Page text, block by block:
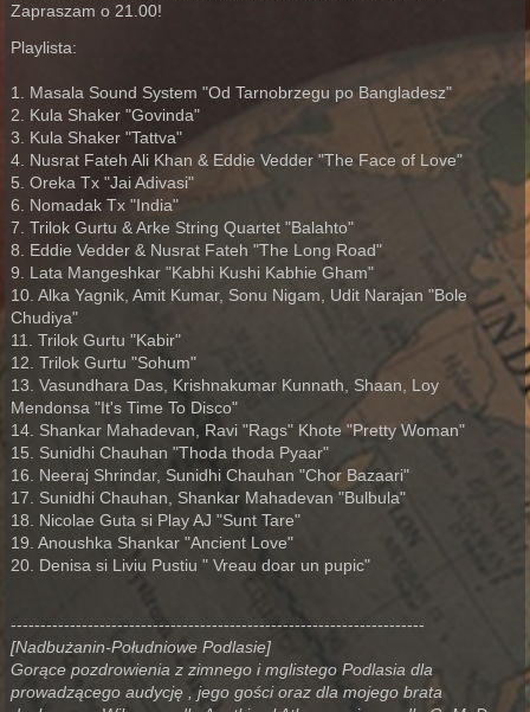
Zapraszam o 21.00!
Playlista:
1. Masala Sound System "Od Tarnobrzegu po Bangladesz"
2. Kula Shaker "Govinda"
3. Kula Shaker "Tattva"
4. Nusrat Fateh Ali Khan & Eddie Vedder "The Face of Love"
5. Oreka Tx "Jai Adivasi"
6. Nomadak Tx "India"
7. Trilok Gurtu & Arke String Quartet "Balahto"
8. Eddie Vedder & Nusrat Fateh "The Long Road"
9. Lata Mangeshkar "Kabhi Kushi Kabhie Gham"
10. Alka Yagnik, Amit Kumar, Sonu Nigam, Udit Narajan "Bole
Chudiya"
11. Trilok Gurtu "Kabir"
12. Trilok Gurtu "Sohum"
13. Vasundhara Das, Krishnakumar Kunnath, Shaan, Loy
Mendonsa "It's Time To Disco"
14. Shankar Mahadevan, Ravi "Rags" Khote "Pretty Woman"
15. Sunidhi Chauhan "Thoda thoda Pyaar"
16. Neeraj Shrindar, Sunidhi Chauhan "Chor Bazaari"
17. Sunidhi Chauhan, Shankar Mahadevan "Bulbula"
18. Nicolae Guta si Play AJ "Sunt Tare"
19. Anoushka Shankar "Ancient Love"
20. Denisa si Liviu Pustiu " Vreau doar un pupic"
----------------------------------------------------------------------
[Nadbużanin-Południowe Podlasie]
Gorące pozdrowienia z zimnego i mglistego Podlasia dla
prowadzącego audycję , jego gości oraz dla mojego brata